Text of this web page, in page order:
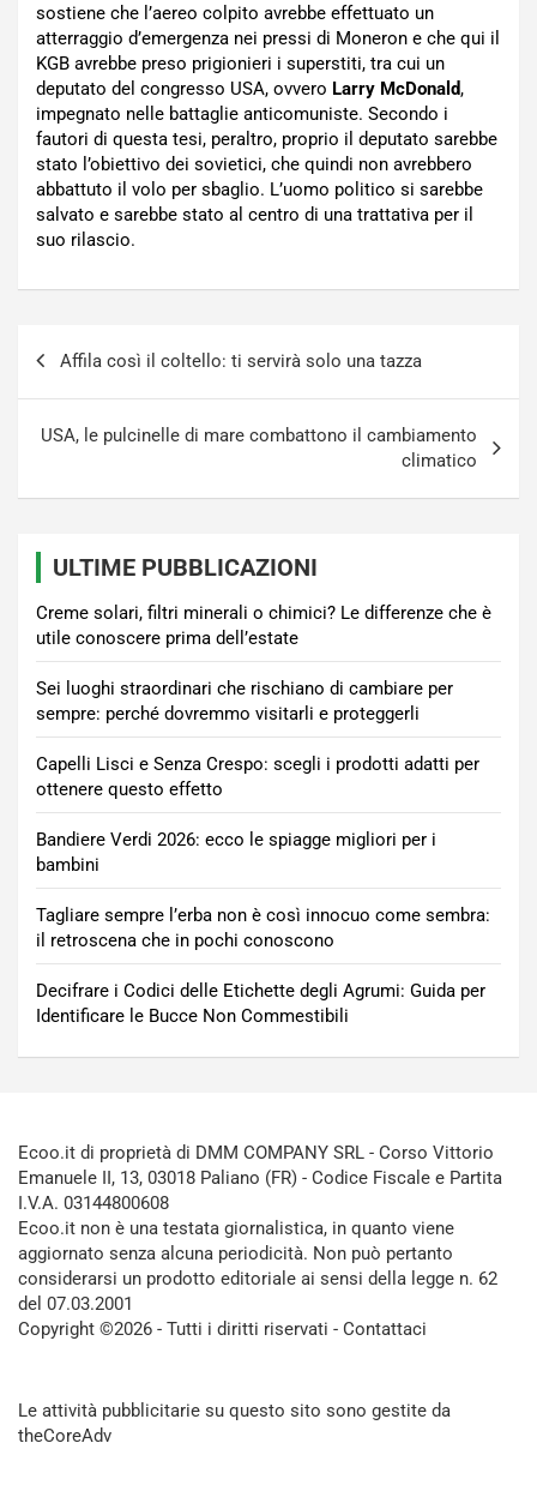
sostiene che l’aereo colpito avrebbe effettuato un
atterraggio d’emergenza nei pressi di Moneron e che qui il
KGB avrebbe preso prigionieri i superstiti, tra cui un
deputato del congresso USA, ovvero Larry McDonald,
impegnato nelle battaglie anticomuniste. Secondo i
fautori di questa tesi, peraltro, proprio il deputato sarebbe
stato l’obiettivo dei sovietici, che quindi non avrebbero
abbattuto il volo per sbaglio. L’uomo politico si sarebbe
salvato e sarebbe stato al centro di una trattativa per il
suo rilascio.
Affila così il coltello: ti servirà solo una tazza
USA, le pulcinelle di mare combattono il cambiamento
climatico
ULTIME PUBBLICAZIONI
Creme solari, filtri minerali o chimici? Le differenze che è
utile conoscere prima dell’estate
Sei luoghi straordinari che rischiano di cambiare per
sempre: perché dovremmo visitarli e proteggerli
Capelli Lisci e Senza Crespo: scegli i prodotti adatti per
ottenere questo effetto
Bandiere Verdi 2026: ecco le spiagge migliori per i
bambini
Tagliare sempre l’erba non è così innocuo come sembra:
il retroscena che in pochi conoscono
Decifrare i Codici delle Etichette degli Agrumi: Guida per
Identificare le Bucce Non Commestibili
Ecoo.it di proprietà di DMM COMPANY SRL - Corso Vittorio
Emanuele II, 13, 03018 Paliano (FR) - Codice Fiscale e Partita
I.V.A. 03144800608
Ecoo.it non è una testata giornalistica, in quanto viene
aggiornato senza alcuna periodicità. Non può pertanto
considerarsi un prodotto editoriale ai sensi della legge n. 62
del 07.03.2001
Copyright ©2026 - Tutti i diritti riservati - Contattaci
Le attività pubblicitarie su questo sito sono gestite da
theCoreAdv